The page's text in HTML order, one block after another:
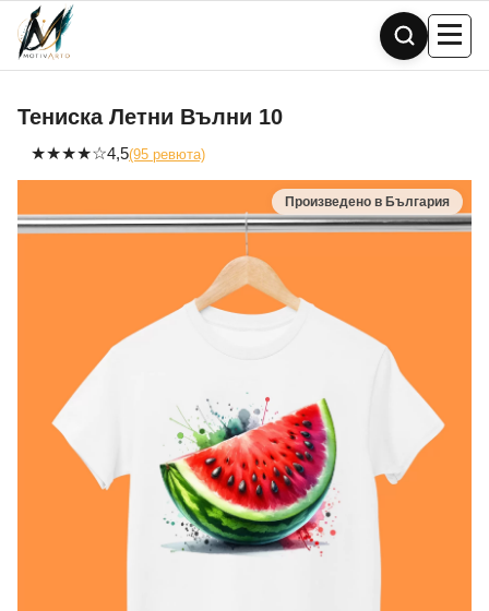
Skip
content
Тениска Летни Вълни 10
★★★★☆4,5(95 ревюта)